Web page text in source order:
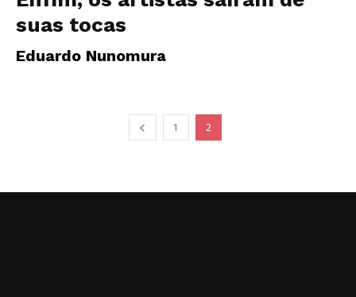
suas tocas
Eduardo Nunomura
1 2